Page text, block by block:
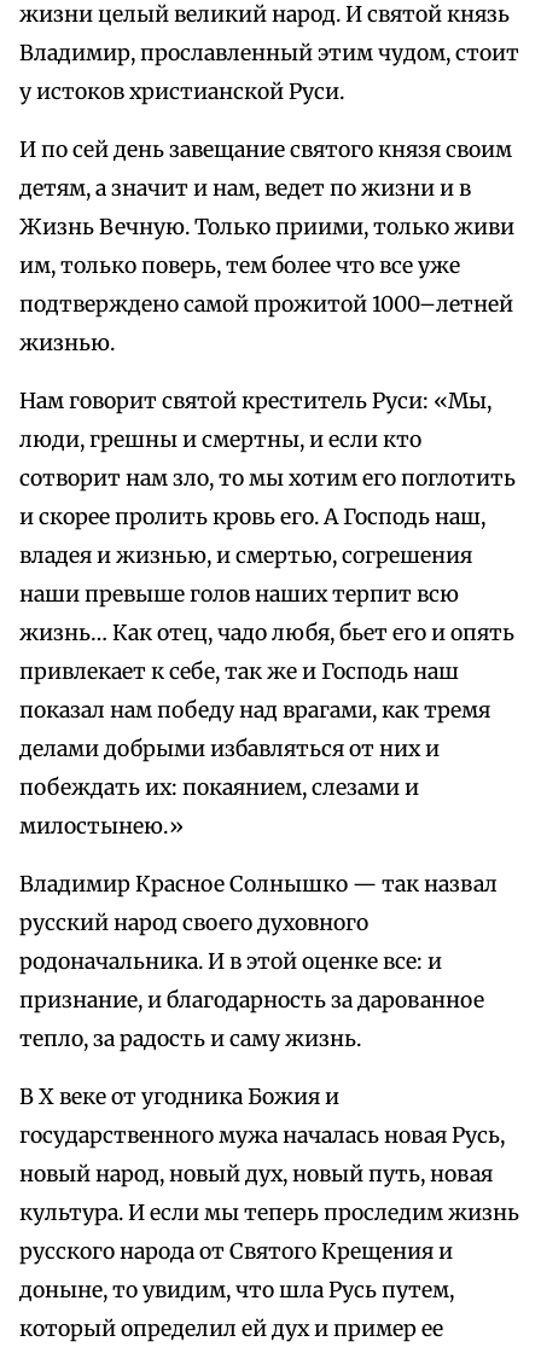
жизни целый великий народ. И святой князь
Владимир, прославленный этим чудом, стоит
у истоков христианской Руси.
И по сей день завещание святого князя своим
детям, а значит и нам, ведет по жизни и в
Жизнь Вечную. Только приими, только живи
им, только поверь, тем более что все уже
подтверждено самой прожитой 1000–летней
жизнью.
Нам говорит святой креститель Руси: «Мы,
люди, грешны и смертны, и если кто
сотворит нам зло, то мы хотим его поглотить
и скорее пролить кровь его. А Господь наш,
владея и жизнью, и смертью, согрешения
наши превыше голов наших терпит всю
жизнь… Как отец, чадо любя, бьет его и опять
привлекает к себе, так же и Господь наш
показал нам победу над врагами, как тремя
делами добрыми избавляться от них и
побеждать их: покаянием, слезами и
милостынею.»
Владимир Красное Солнышко — так назвал
русский народ своего духовного
родоначальника. И в этой оценке все: и
признание, и благодарность за дарованное
тепло, за радость и саму жизнь.
В X веке от угодника Божия и
государственного мужа началась новая Русь,
новый народ, новый дух, новый путь, новая
культура. И если мы теперь проследим жизнь
русского народа от Святого Крещения и
доныне, то увидим, что шла Русь путем,
который определил ей дух и пример ее